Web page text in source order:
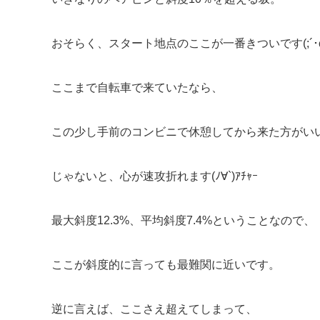
おそらく、スタート地点のここが一番きついです(;´
ここまで自転車で来ていたなら、
この少し手前のコンビニで休憩してから来た方がい
じゃないと、心が速攻折れます(ﾉ∀`)ｱﾁｬｰ
最大斜度12.3%、平均斜度7.4%ということなので、
ここが斜度的に言っても最難関に近いです。
逆に言えば、ここさえ超えてしまって、